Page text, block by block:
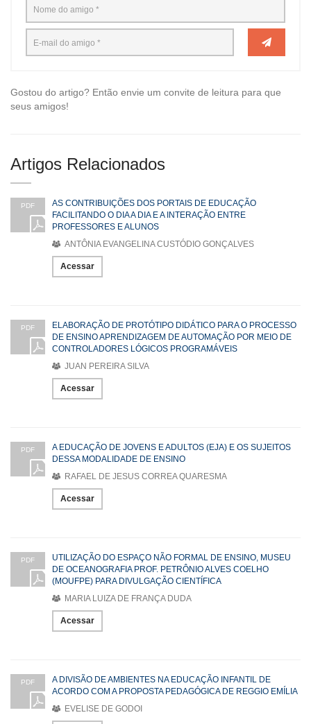
Gostou do artigo? Então envie um convite de leitura para que
seus amigos!
Artigos Relacionados
PDF
AS CONTRIBUIÇÕES DOS PORTAIS DE EDUCAÇÃO
FACILITANDO O DIA A DIA E A INTERAÇÃO ENTRE
PROFESSORES E ALUNOS
ANTÔNIA EVANGELINA CUSTÓDIO GONÇALVES
Acessar
PDF
ELABORAÇÃO DE PROTÓTIPO DIDÁTICO PARA O PROCESSO
DE ENSINO APRENDIZAGEM DE AUTOMAÇÃO POR MEIO DE
CONTROLADORES LÓGICOS PROGRAMÁVEIS
JUAN PEREIRA SILVA
Acessar
PDF
A EDUCAÇÃO DE JOVENS E ADULTOS (EJA) E OS SUJEITOS
DESSA MODALIDADE DE ENSINO
RAFAEL DE JESUS CORREA QUARESMA
Acessar
PDF
UTILIZAÇÃO DO ESPAÇO NÃO FORMAL DE ENSINO, MUSEU
DE OCEANOGRAFIA PROF. PETRÔNIO ALVES COELHO
(MOUFPE) PARA DIVULGAÇÃO CIENTÍFICA
MARIA LUIZA DE FRANÇA DUDA
Acessar
PDF
A DIVISÃO DE AMBIENTES NA EDUCAÇÃO INFANTIL DE
ACORDO COM A PROPOSTA PEDAGÓGICA DE REGGIO EMÍLIA
EVELISE DE GODOI